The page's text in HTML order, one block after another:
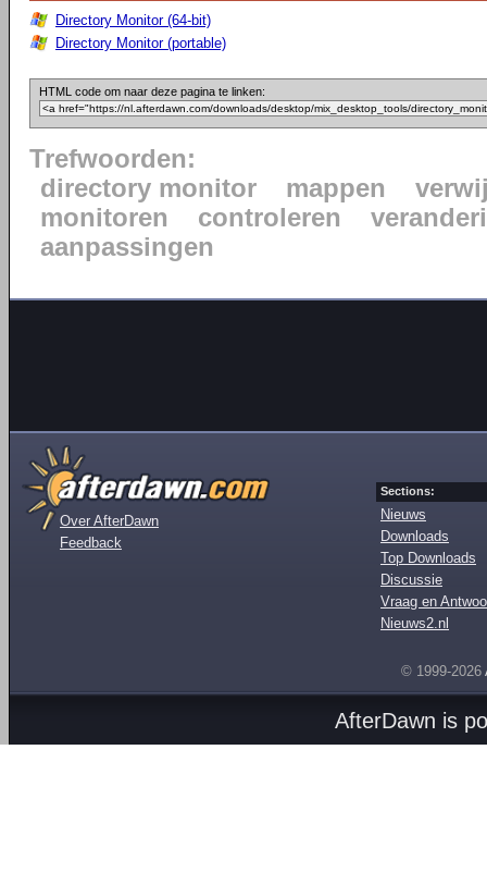
Directory Monitor (64-bit)
Directory Monitor (portable)
HTML code om naar deze pagina te linken:
Trefwoorden:
directory monitor
mappen
monitoren
controleren
aanpassingen
Over AfterDawn
Feedback
Sections:
Nieuws
Downloads
Top Downloads
Discussie
Vraag en
Nieuws2.nl
© 1999-2026
AfterDawn is